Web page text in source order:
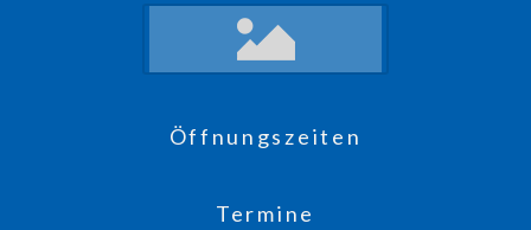
Öffnungszeiten
Termine